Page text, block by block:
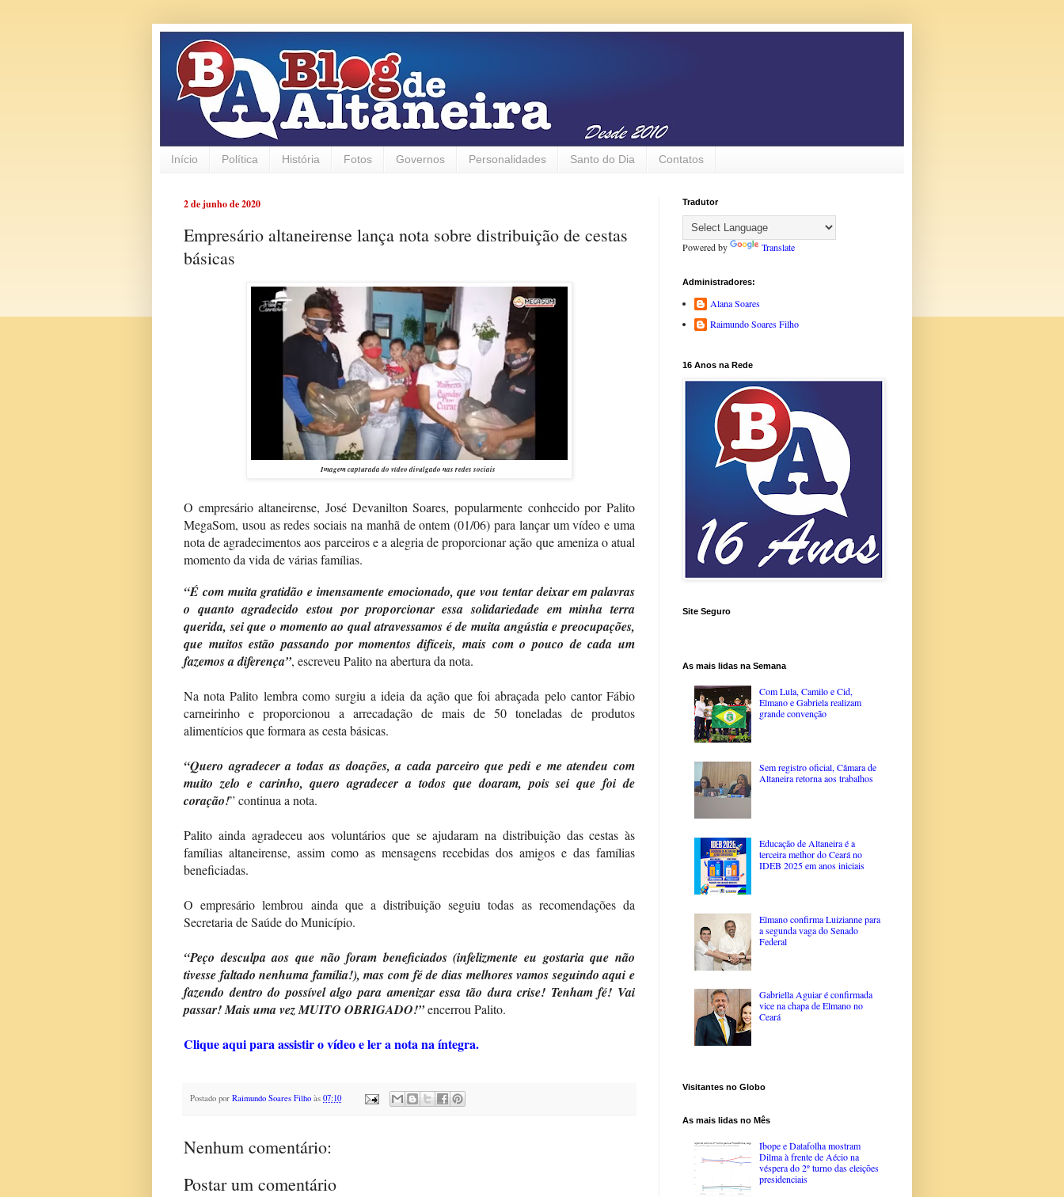
Início Política História Fotos Governos Personalidades Santo do Dia Contatos
2 de junho de 2020
Empresário altaneirense lança nota sobre distribuição de cestas
básicas
Imagem capturada do vídeo divulgado nas redes sociais
O empresário altaneirense, José Devanilton Soares, popularmente conhecido por Palito
MegaSom, usou as redes sociais na manhã de ontem (01/06) para lançar um vídeo e uma
nota de agradecimentos aos parceiros e a alegria de proporcionar ação que ameniza o atual
momento da vida de várias famílias.
“É com muita gratidão e imensamente emocionado, que vou tentar deixar em palavras
o quanto agradecido estou por proporcionar essa solidariedade em minha terra
querida, sei que o momento ao qual atravessamos é de muita angústia e preocupações,
que muitos estão passando por momentos difíceis, mais com o pouco de cada um
fazemos a diferença”, escreveu Palito na abertura da nota.
Na nota Palito lembra como surgiu a ideia da ação que foi abraçada pelo cantor Fábio
carneirinho e proporcionou a arrecadação de mais de 50 toneladas de produtos
alimentícios que formara as cesta básicas.
“Quero agradecer a todas as doações, a cada parceiro que pedi e me atendeu com
muito zelo e carinho, quero agradecer a todos que doaram, pois sei que foi de
coração!” continua a nota.
Palito ainda agradeceu aos voluntários que se ajudaram na distribuição das cestas às
famílias altaneirense, assim como as mensagens recebidas dos amigos e das famílias
beneficiadas.
O empresário lembrou ainda que a distribuição seguiu todas as recomendações da
Secretaria de Saúde do Município.
“Peço desculpa aos que não foram beneficiados (infelizmente eu gostaria que não
tivesse faltado nenhuma família!), mas com fé de dias melhores vamos seguindo aqui e
fazendo dentro do possível algo para amenizar essa tão dura crise! Tenham fé! Vai
passar! Mais uma vez MUITO OBRIGADO!”encerrou Palito.
Clique aqui para assistir o vídeo e ler a nota na íntegra.
Postado por Raimundo Soares Filho às 07:10
Nenhum comentário:
Postar um comentário
Tradutor
Powered by Translate
Administradores:
Alana Soares
Raimundo Soares Filho
16 Anos na Rede
Site Seguro
As mais lidas na Semana
Com Lula, Camilo e Cid,
Elmano e Gabriela realizam
grande convenção
Sem registro oficial, Câmara de
Altaneira retorna aos trabalhos
Educação de Altaneira é a
terceira melhor do Ceará no
IDEB 2025 em anos iniciais
Elmano confirma Luizianne para
a segunda vaga do Senado
Federal
Gabriella Aguiar é confirmada
vice na chapa de Elmano no
Ceará
Visitantes no Globo
As mais lidas no Mês
Ibope e Datafolha mostram
Dilma à frente de Aécio na
véspera do 2º turno das eleições
presidenciais